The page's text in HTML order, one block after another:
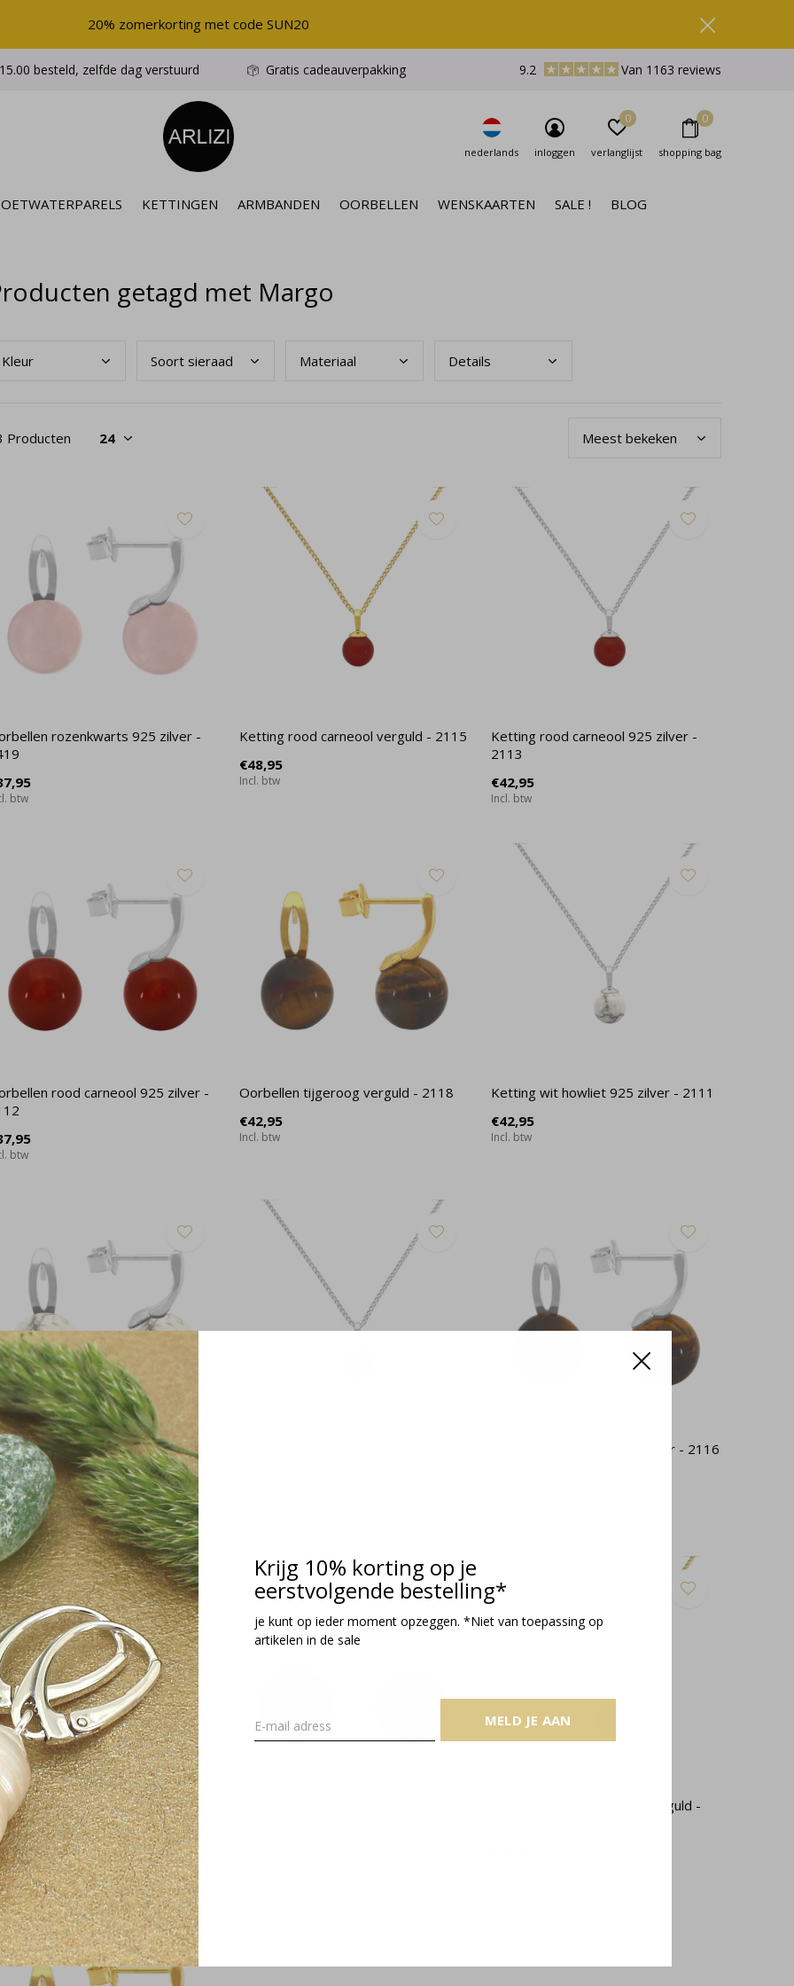
Krijg 10% korting op je
eerstvolgende bestelling*
je kunt op ieder moment opzeggen. *Niet van toepassing op
artikelen in de sale
MELD JE AAN
KETTINGEN ARMBANDEN OORBELLEN WENSKAARTEN SALE ! BLOG
nederlands inloggen verlanglijst
0
shopping bag
0
besteld, zelfde dag verstuurd Gratis cadeauverpakking 9.2 Van 1163 reviews
20% zomerkorting met code SUN20
getagd met Margo
Kleur Soort sieraad Materiaal Details
Producten
rozenkwarts 925 zilver -
btw
Ketting rood carneool verguld - 2115
€48,95
Incl. btw
Ketting rood carneool 925 zilver -
2113
€42,95
Incl. btw
rood carneool 925 zilver -
btw
Oorbellen tijgeroog verguld - 2118
€42,95
Incl. btw
Ketting wit howliet 925 zilver - 2111
€42,95
Incl. btw
wit howliet 925 zilver -
btw
Oorbellen tijgeroog 925 zilver - 2116
onyx 925 zilver - 2421
btw
Ketting tijgeroog hanger verguld -